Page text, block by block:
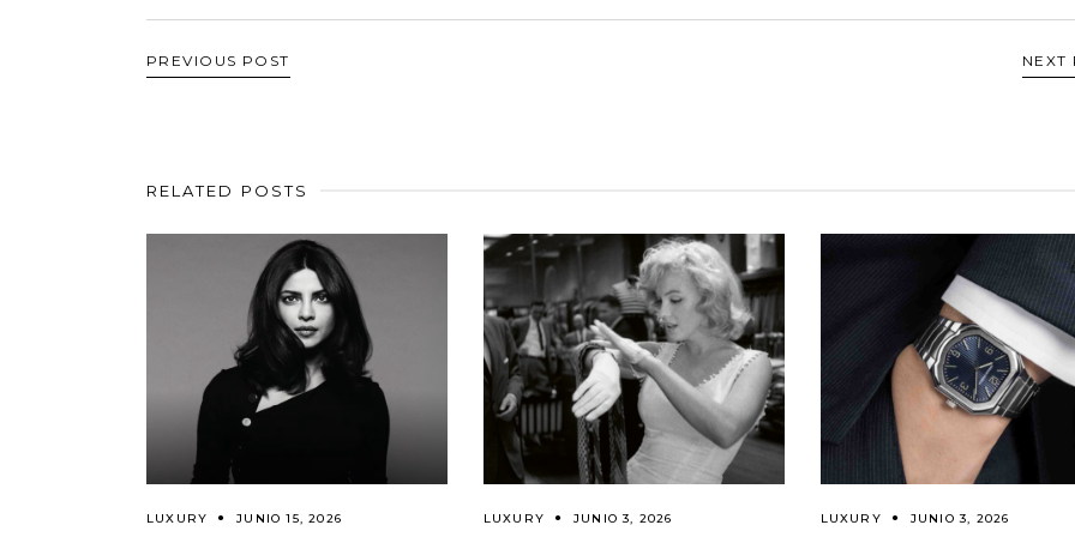
PREVIOUS POST NEXT
RELATED POSTS
LUXURY JUNIO 15, 2026 LUXURY JUNIO 3, 2026 LUXURY JUNIO 3, 2026